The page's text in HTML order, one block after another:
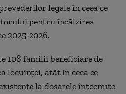
legale în ceea ce
pentru încălzirea
2025-2026.
108 familii beneficiare de
locuinţei, atât în ceea ce
la dosarele întocmite